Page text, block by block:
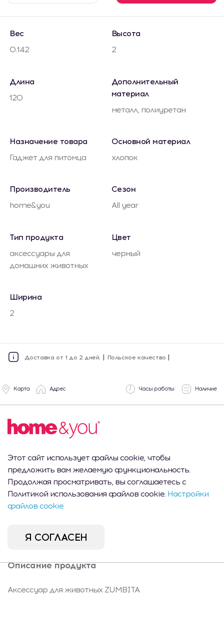
Вес
0.142
Высота
2
Длина
120
Дополнительный
материал
металл, полиуретан
Назначение товара
Гаджет для питомца
Основной материал
хлопок
Производитель
home&you
Сезон
All year
Тип продукта
аксессуары для
домашних животных
Цвет
черный
Ширина
2
Доставка от 1 до 2 дней. Польское качество
Карта Адрес Часы работы Наличие
Всего товаров
- Кишинев, ул.
Арборилор 21
10:00 -
22:00
Port Mall -
Кишинев, ул.
Михаил Садовяну
42/6
Пн-Вс:
10:00 -
4 шт.
Описание продукта
Аксессуар для животных ZUMBITA
Этот сайт использует файлы cookie, чтобы
предложить вам желаемую функциональность.
Продолжая просматривать, вы соглашаетесь с
Политикой использования файлов cookie. Настройки
файлов cookie
Я СОГЛАСЕН